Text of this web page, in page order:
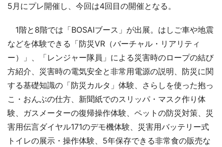
5月にプレ開催し、今回は4回目の開催となる。
1階と8階では「BOSAIブース」が出展。はしご車や地震
などを体験できる「防災VR（バーチャル・リアリティ
ー）」、「レンジャー隊員」による災害時のロープの結び
方紹介、災害時の電気安全と非常用電源の説明、防災に関
する基礎知識の「防災カルタ」体験、さらしを使った抱っ
こ・おんぶの仕方、新聞紙でのスリッパ・マスク作り体
験、ガスメーターの復帰操作体験、ペットの防災対策、災
害用伝言ダイヤル171のデモ機体験、災害用バッテリー式
トイレの展示・操作体験、5年保存できる非常食の販売な